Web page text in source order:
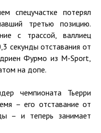
спецучастке потерял
третью позицию.
с трассой, валлиец
секунды отставания от
Фурмо из M-Sport,
на допе.
чемпионата Тьерри
– его отставание от
– и теперь занимает